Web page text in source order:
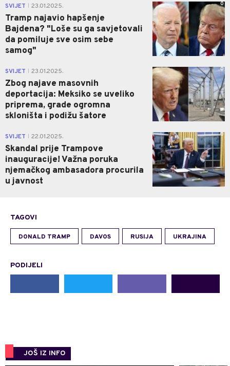
SVIJET 23.01.2025.
Tramp najavio hapšenje
Bajdena? "Loše su ga savjetovali
da pomiluje sve osim sebe
samog"
0
SVIJET 23.01.2025.
Zbog najave masovnih
deportacija: Meksiko se uveliko
priprema, grade ogromna
skloništa i podižu šatore
0
SVIJET 22.01.2025.
Skandal prije Trampove
inauguracije! Važna poruka
njemačkog ambasadora procurila
u javnost
0
TAGOVI
DONALD TRAMP DAVOS RUSIJA UKRAJINA
PODIJELI
JOŠ IZ INFO